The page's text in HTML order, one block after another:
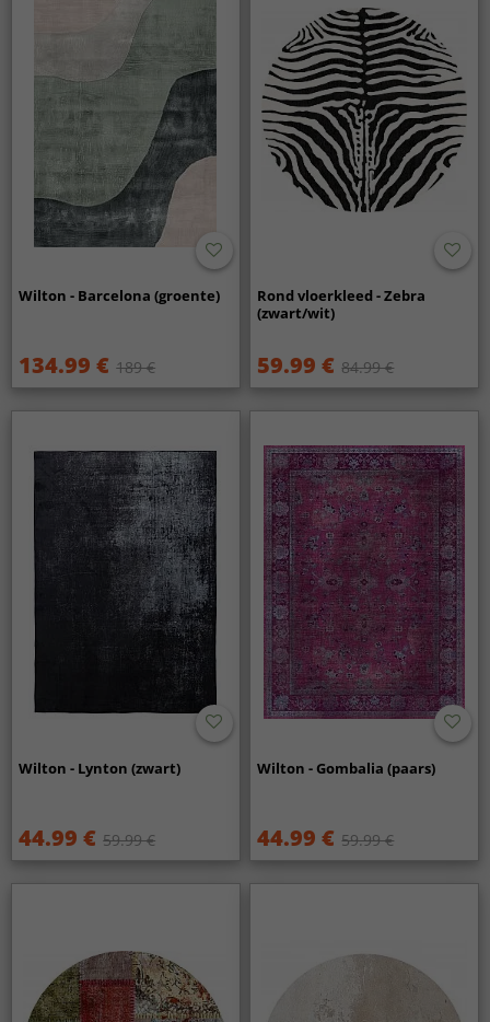
Wilton - Barcelona (groente)
134.99 € 189 €
Rond vloerkleed - Zebra
(zwart/wit)
59.99 € 84.99 €
Wilton - Lynton (zwart)
44.99 € 59.99 €
Wilton - Gombalia (paars)
44.99 € 59.99 €